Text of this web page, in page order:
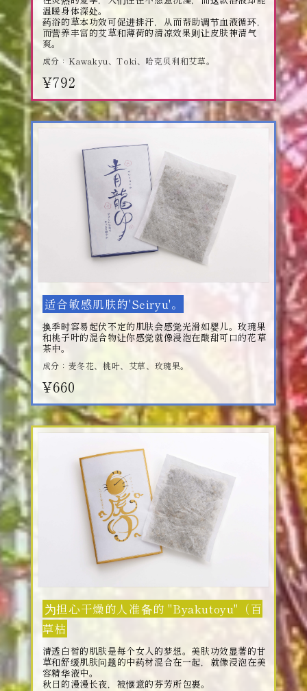
温暖身体深处。
药浴的草本功效可促进排汗，从而帮助调节血液循环，
而营养丰富的艾草和薄荷的清凉效果则让皮肤神清气
爽。
成分：Kawakyu、Toki、哈克贝利和艾草。
¥792
适合敏感肌肤的'Seiryu'。
换季时容易起伏不定的肌肤会感觉光滑如婴儿。玫瑰果
和桃子叶的混合物让你感觉就像浸泡在酸甜可口的花草
茶中。
成分：麦冬花、桃叶、艾草、玫瑰果。
¥660
为担心干燥的人准备的 "Byakutoyu"（百
草枯
清透白皙的肌肤是每个女人的梦想。美肤功效显著的甘
草和舒缓肌肤问题的中药材混合在一起，就像浸泡在美
容精华液中。
秋日的漫漫长夜，被惬意的芬芳所包裹。